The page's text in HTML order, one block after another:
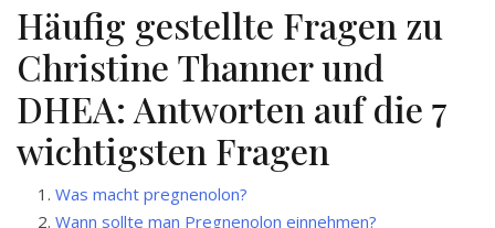
Häufig gestellte Fragen zu
Christine Thanner und
DHEA: Antworten auf die 7
wichtigsten Fragen
Was macht pregnenolon?
Wann sollte man Pregnenolon einnehmen?